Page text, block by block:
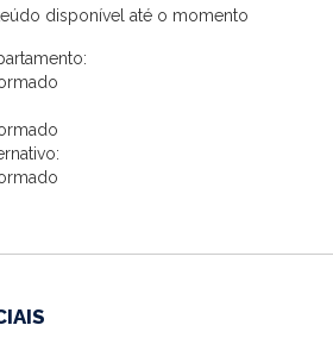
disponível até o momento